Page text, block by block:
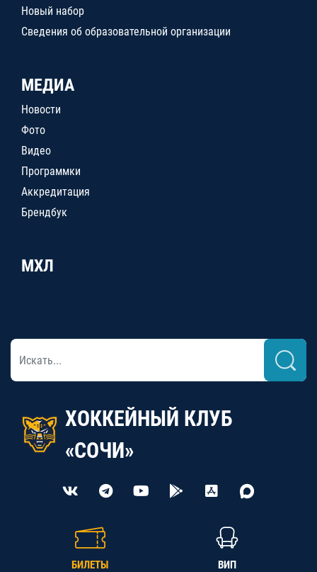
Новый набор
Сведения об образовательной организации
МЕДИА
Новости
Фото
Видео
Программки
Аккредитация
Брендбук
МХЛ
ХОККЕЙНЫЙ КЛУБ
«СОЧИ»
БИЛЕТЫ ВИП